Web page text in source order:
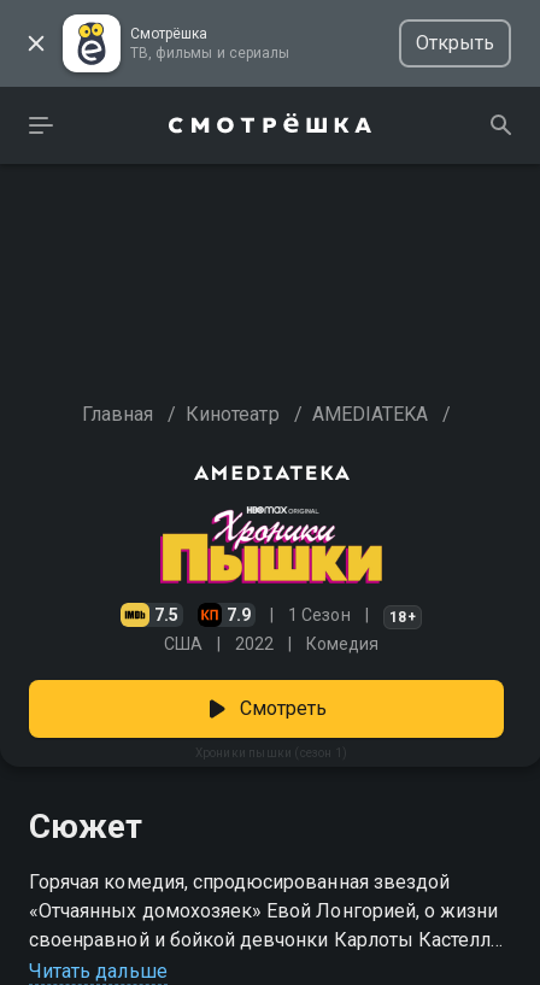
Смотрёшка
ТВ, фильмы и сериалы
Открыть
Главная / Кинотеатр / AMEDIATEKA /
7.5 7.9 1 Сезон 18+
США 2022 Комедия
Хроники пышки (сезон 1)
Смотреть
Сюжет
Горячая комедия, спродюсированная звездой
«Отчаянных домохозяек» Евой Лонгорией, о жизни
своенравной и бойкой девчонки Карлоты Кастелли
Читать дальше